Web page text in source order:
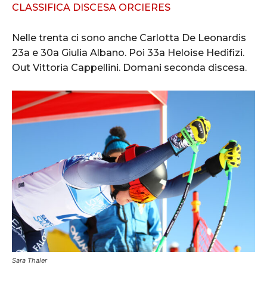
CLASSIFICA DISCESA ORCIERES
Nelle trenta ci sono anche Carlotta De Leonardis
23a e 30a Giulia Albano. Poi 33a Heloise Hedifizi.
Out Vittoria Cappellini. Domani seconda discesa.
Sara Thaler